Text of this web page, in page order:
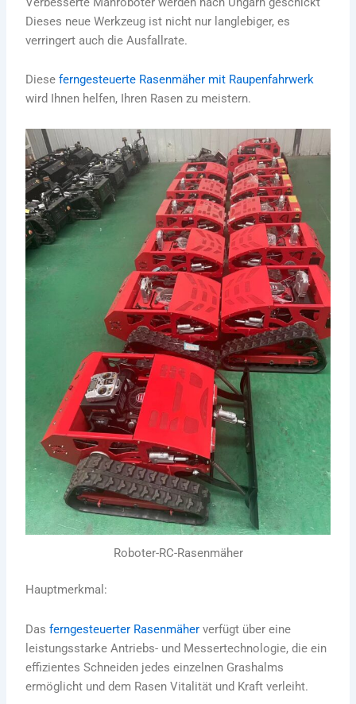
Dieses neue Werkzeug ist nicht nur langlebiger, es
verringert auch die Ausfallrate.
Dieseferngesteuerte Rasenmäher mit Raupenfahrwerk
wird Ihnen helfen, Ihren Rasen zu meistern.
Roboter-RC-Rasenmäher
Hauptmerkmal:
Dasferngesteuerter Rasenmäher verfügt über eine
leistungsstarke Antriebs- und Messertechnologie, die ein
effizientes Schneiden jedes einzelnen Grashalms
ermöglicht und dem Rasen Vitalität und Kraft verleiht.